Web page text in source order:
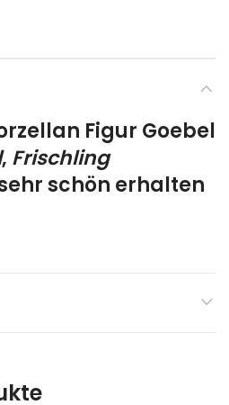
Figur Goebel
, Frischling
schön erhalten